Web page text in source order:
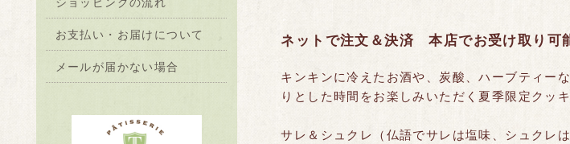
お支払い・お届けについて
メールが届かない場合
ネットで注文＆決済 本店でお受け取り
キンキンに冷えたお酒や、炭酸、ハーブティー
りとした時間をお楽しみいただく夏季限定クッ
サレ＆シュクレ（仏語でサレは塩味、シュクレ